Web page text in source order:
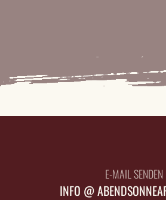
E-MAIL SENDEN
INFO @